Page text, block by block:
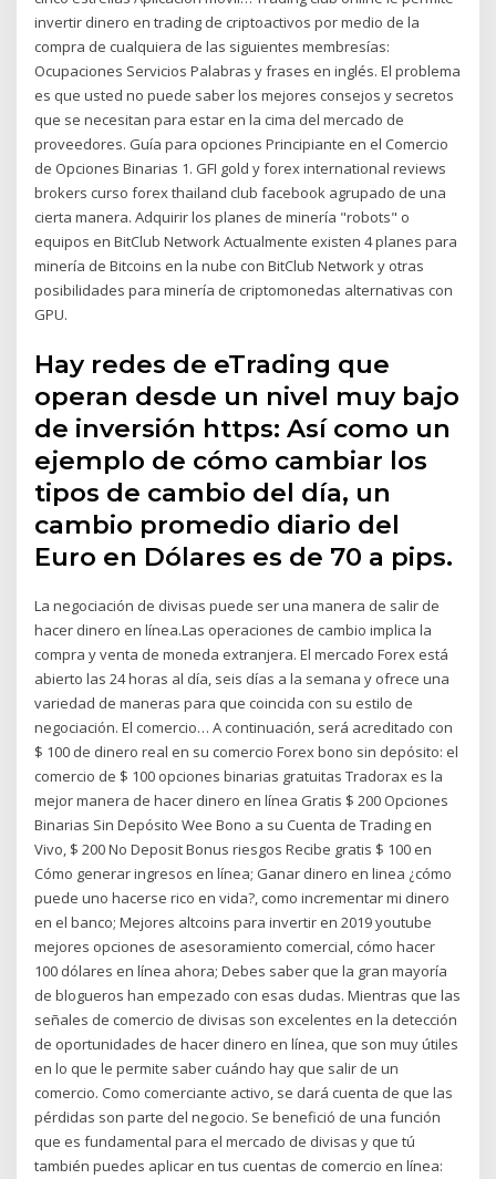
invertir dinero en trading de criptoactivos por medio de la
compra de cualquiera de las siguientes membresías:
Ocupaciones Servicios Palabras y frases en inglés. El problema
es que usted no puede saber los mejores consejos y secretos
que se necesitan para estar en la cima del mercado de
proveedores. Guía para opciones Principiante en el Comercio
de Opciones Binarias 1. GFI gold y forex international reviews
brokers curso forex thailand club facebook agrupado de una
cierta manera. Adquirir los planes de minería "robots" o
equipos en BitClub Network Actualmente existen 4 planes para
minería de Bitcoins en la nube con BitClub Network y otras
posibilidades para minería de criptomonedas alternativas con
GPU.
Hay redes de eTrading que
operan desde un nivel muy bajo
de inversión https: Así como un
ejemplo de cómo cambiar los
tipos de cambio del día, un
cambio promedio diario del
Euro en Dólares es de 70 a pips.
La negociación de divisas puede ser una manera de salir de
hacer dinero en línea.Las operaciones de cambio implica la
compra y venta de moneda extranjera. El mercado Forex está
abierto las 24 horas al día, seis días a la semana y ofrece una
variedad de maneras para que coincida con su estilo de
negociación. El comercio… A continuación, será acreditado con
$ 100 de dinero real en su comercio Forex bono sin depósito: el
comercio de $ 100 opciones binarias gratuitas Tradorax es la
mejor manera de hacer dinero en línea Gratis $ 200 Opciones
Binarias Sin Depósito Wee Bono a su Cuenta de Trading en
Vivo, $ 200 No Deposit Bonus riesgos Recibe gratis $ 100 en
Cómo generar ingresos en línea; Ganar dinero en linea ¿cómo
puede uno hacerse rico en vida?, como incrementar mi dinero
en el banco; Mejores altcoins para invertir en 2019 youtube
mejores opciones de asesoramiento comercial, cómo hacer
100 dólares en línea ahora; Debes saber que la gran mayoría
de blogueros han empezado con esas dudas. Mientras que las
señales de comercio de divisas son excelentes en la detección
de oportunidades de hacer dinero en línea, que son muy útiles
en lo que le permite saber cuándo hay que salir de un
comercio. Como comerciante activo, se dará cuenta de que las
pérdidas son parte del negocio. Se benefició de una función
que es fundamental para el mercado de divisas y que tú
también puedes aplicar en tus cuentas de comercio en línea: